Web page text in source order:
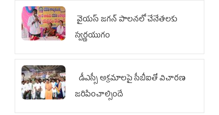
వైయ‌స్ జగన్ పాలనలో చేనేతలకు
స్వర్ణయుగం
డీఎస్సీ అక్రమాలపై సీబీఐతో విచారణ
జరిపించాల్సిందే